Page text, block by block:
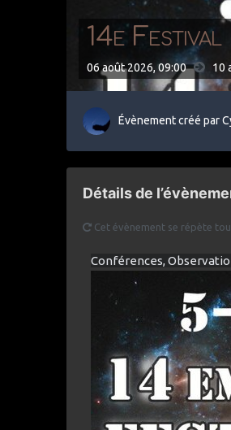
14e
06 août 2026, 09:00 10
Évènement créé par
Détails de
Cet évènement se répète
Conférences,